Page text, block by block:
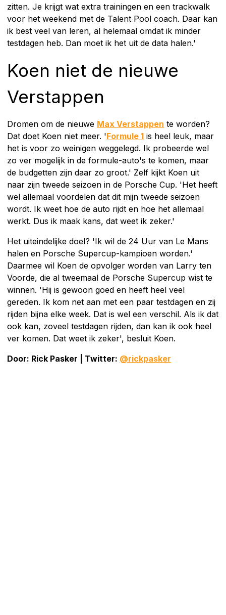
zitten. Je krijgt wat extra trainingen en een trackwalk
voor het weekend met de Talent Pool coach. Daar kan
ik best veel van leren, al helemaal omdat ik minder
testdagen heb. Dan moet ik het uit de data halen.'
Koen niet de nieuwe
Verstappen
Dromen om de nieuwe Max Verstappen te worden?
Dat doet Koen niet meer. 'Formule 1 is heel leuk, maar
het is voor zo weinigen weggelegd. Ik probeerde wel
zo ver mogelijk in de formule-auto's te komen, maar
de budgetten zijn daar zo groot.' Zelf kijkt Koen uit
naar zijn tweede seizoen in de Porsche Cup. 'Het heeft
wel allemaal voordelen dat dit mijn tweede seizoen
wordt. Ik weet hoe de auto rijdt en hoe het allemaal
werkt. Dus ik maak kans, dat weet ik zeker.'
Het uiteindelijke doel? 'Ik wil de 24 Uur van Le Mans
halen en Porsche Supercup-kampioen worden.'
Daarmee wil Koen de opvolger worden van Larry ten
Voorde, die al tweemaal de Porsche Supercup wist te
winnen. 'Hij is gewoon goed en heeft heel veel
gereden. Ik kom net aan met een paar testdagen en zij
rijden bijna elke week. Dat is wel een verschil. Als ik dat
ook kan, zoveel testdagen rijden, dan kan ik ook heel
ver komen. Dat weet ik zeker', besluit Koen.
Door: Rick Pasker | Twitter: @rickpasker